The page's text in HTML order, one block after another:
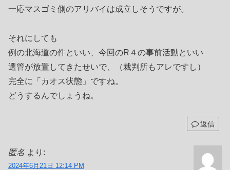
一応マスゴミ側のアリバイは成立しそうですが。
それにしても
例の北海道の件といい、今回のR４の事前活動といい
選管が放置してきたせいで、（裁判所もアレですし）
完全に「カオス状態」ですね。
どうするんでしょうね。
返信
匿名 より:
2024年6月21日 12:14 PM